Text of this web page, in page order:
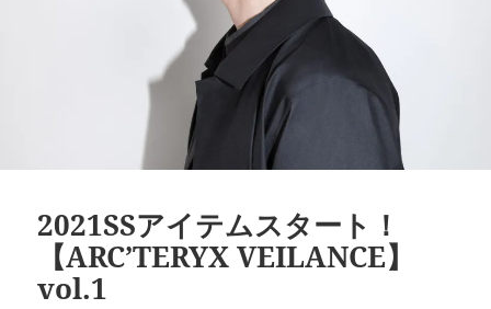
2021SSアイテムスタート！
【ARC’TERYX VEILANCE】
vol.1